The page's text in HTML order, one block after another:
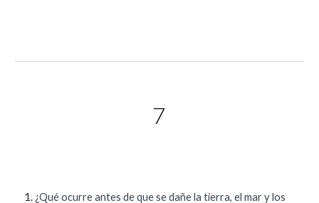
7
¿Qué ocurre antes de que se dañe la tierra, el mar y los